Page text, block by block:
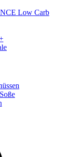
Low Carb